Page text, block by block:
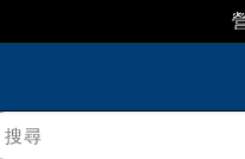
搜尋